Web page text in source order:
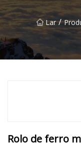
Lar /
Rolo de ferro